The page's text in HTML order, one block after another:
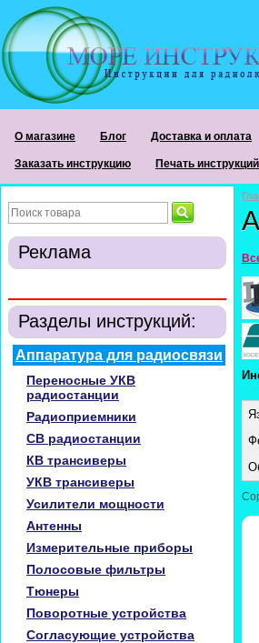
О магазине Блог Доставка и оплата
Заказать инструкцию Печать инструкций
Реклама
Разделы инструкций:
Аппаратура для радиосвязи
Переносные УКВ
радиостанции
Радиоприемники
CB радиостанции
КВ трансиверы
УКВ трансиверы
Усилители мощности
Антенны
Измерительные приборы
Полосовые фильтры
Тюнеры
Поворотные устройства
Согласующие устройства